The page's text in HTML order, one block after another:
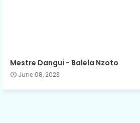
Mestre Dangui - Balela Nzoto
June 08, 2023